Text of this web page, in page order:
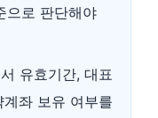
으로 판단해야
유효기간, 대표
좌 보유 여부를